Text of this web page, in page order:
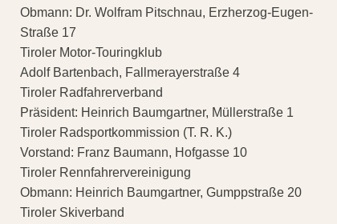
Obmann: Dr. Wolfram Pitschnau, Erzherzog-Eugen-
Straße 17
Tiroler Motor-Touringklub
Adolf Bartenbach, Fallmerayerstraße 4
Tiroler Radfahrerverband
Präsident: Heinrich Baumgartner, Müllerstraße 1
Tiroler Radsportkommission (T. R. K.)
Vorstand: Franz Baumann, Hofgasse 10
Tiroler Rennfahrervereinigung
Obmann: Heinrich Baumgartner, Gumppstraße 20
Tiroler Skiverband